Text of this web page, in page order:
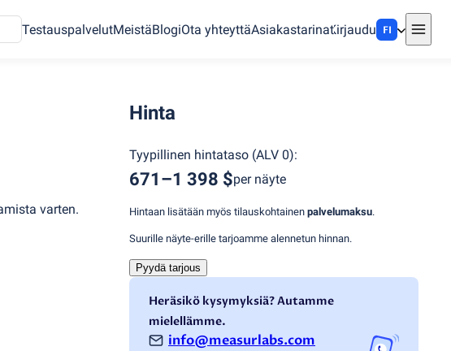
TestauspalvelutMeistäBlogiOta yhteyttäAsiakastarinatKirjaudu FI
varten.
Hinta
Tyypillinen hintataso (ALV 0):
671–1 398 $per näyte
Hintaan lisätään myös tilauskohtainen palvelumaksu.
Suurille näyte-erille tarjoamme alennetun hinnan.
Pyydä tarjous
Heräsikö kysymyksiä? Autamme
mielellämme.
info@measurlabs.com